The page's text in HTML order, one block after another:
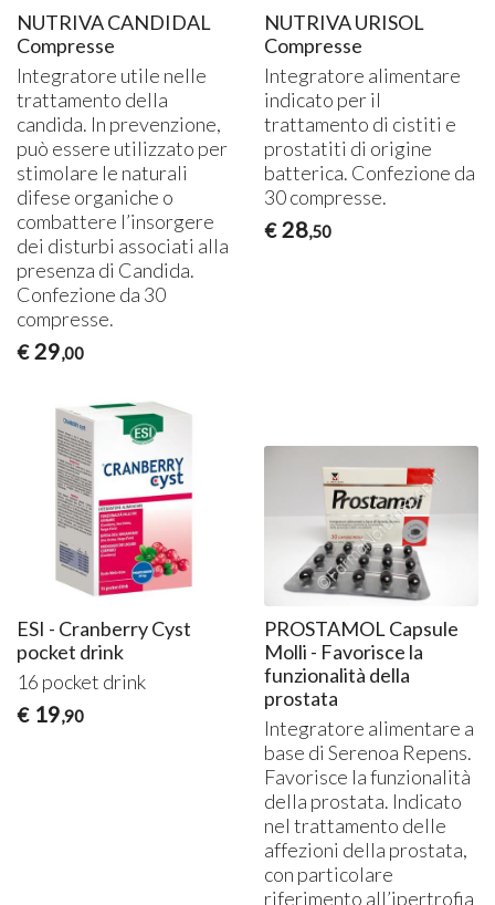
NUTRIVA CANDIDAL
Compresse
Integratore utile nelle
trattamento della
candida. In prevenzione,
può essere utilizzato per
stimolare le naturali
difese organiche o
combattere l’insorgere
dei disturbi associati alla
presenza di Candida.
Confezione da 30
compresse.
€ 29,00
NUTRIVA URISOL
Compresse
Integratore alimentare
indicato per il
trattamento di cistiti e
prostatiti di origine
batterica. Confezione da
30 compresse.
€ 28,50
ESI - Cranberry Cyst
pocket drink
16 pocket drink
€ 19,90
PROSTAMOL Capsule
Molli - Favorisce la
funzionalità della
prostata
Integratore alimentare a
base di Serenoa Repens.
Favorisce la funzionalità
della prostata. Indicato
nel trattamento delle
affezioni della prostata,
con particolare
riferimento all’ipertrofia